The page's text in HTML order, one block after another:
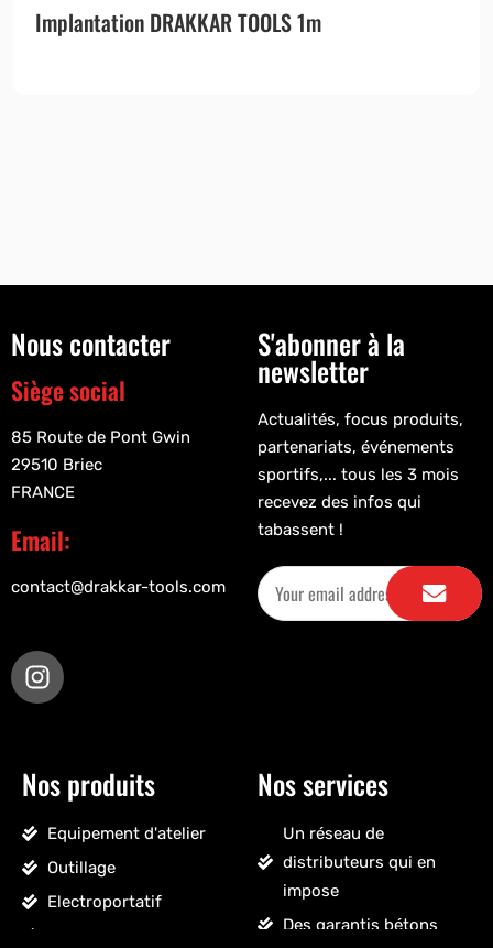
Implantation DRAKKAR TOOLS 1m
Nous contacter
Siège social
85 Route de Pont Gwin
29510 Briec
FRANCE
Email:
contact@drakkar-tools.com
S'abonner à la
newsletter
Actualités, focus produits,
partenariats, événements
sportifs,... tous les 3 mois
recevez des infos qui
tabassent !
Nos produits
Equipement d'atelier
Outillage
Electroportatif
Nos services
Un réseau de
distributeurs qui en
impose
Des garantis bétons